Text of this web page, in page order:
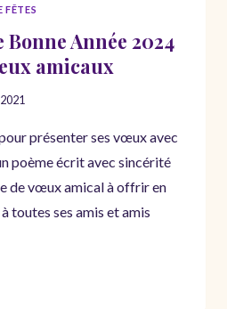
FÊTES
Bonne Année 2024
amicaux
présenter ses vœux avec
poème écrit avec sincérité
de vœux amical à offrir en
toutes ses amis et amis